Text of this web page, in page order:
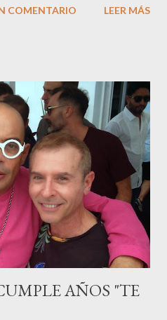
poco más de una semana. El top
niño. Marta ha sido toda una
3 meses de embarazo tuvo que
llamado
los meses fatídicos de
el embarazo, ahora es una
que ha sido padre este año ha
el top que desfiló en las mejores
COMENTARIO LEER MÁS
AÑOS "TE